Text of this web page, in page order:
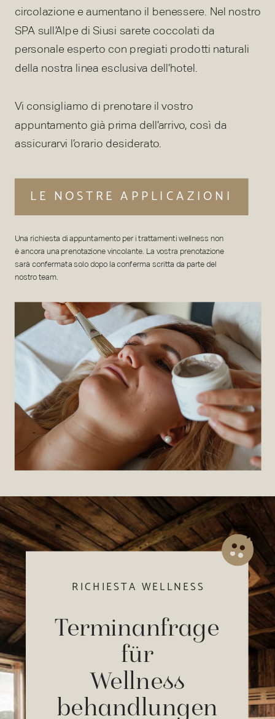
circolazione e aumentano il benessere. Nel nostro
SPA sull’Alpe di Siusi sarete coccolati da
personale esperto con pregiati prodotti naturali
della nostra linea esclusiva dell’hotel.
Vi consigliamo di prenotare il vostro
appuntamento già prima dell’arrivo, così da
assicurarvi l’orario desiderato.
Una richiesta di appuntamento per i trattamenti wellness non
è ancora una prenotazione vincolante. La vostra prenotazione
sarà confermata solo dopo la conferma scritta da parte del
nostro team.
LE NOSTRE APPLICAZIONI
Terminanfrage
für
Wellness
behandlungen
RICHIESTA WELLNESS